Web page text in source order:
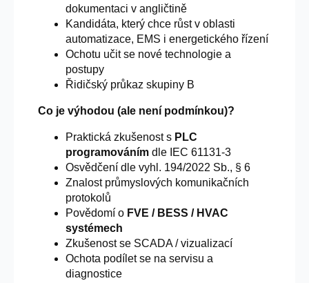
dokumentaci v angličtině
Kandidáta, který chce růst v oblasti
automatizace, EMS i energetického řízení
Ochotu učit se nové technologie a
postupy
Řidičský průkaz skupiny B
Co je výhodou (ale není podmínkou)?
Praktická zkušenost s PLC
programováním dle IEC 61131-3
Osvědčení dle vyhl. 194/2022 Sb., § 6
Znalost průmyslových komunikačních
protokolů
Povědomí o FVE / BESS / HVAC
systémech
Zkušenost se SCADA / vizualizací
Ochota podílet se na servisu a
diagnostice